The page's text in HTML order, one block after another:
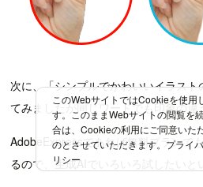
次に、「シンプルでかわいいイラス
てみましたが同じワードでも印象の違
AdobeExpressであれば無料プランで
るので、生成AIでいろいろ試したいと
このWebサイトではCookieを使用
す。このままWebサイトの閲覧を
合は、Cookieの利用にご同意いた
のとさせていただきます。 プライ
リシー